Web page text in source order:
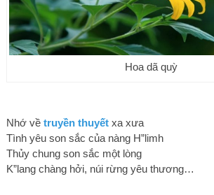
Hoa dã quỳ
Nhớ về truyền thuyếtxa xưa
Tình yêu son sắc của nàng H”limh
Thủy chung son sắc một lòng
K”lang chàng hởi, núi rừng yêu thương…